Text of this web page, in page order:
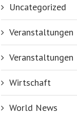
Uncategorized
Veranstaltungen
Veranstaltungen
Wirtschaft
World News